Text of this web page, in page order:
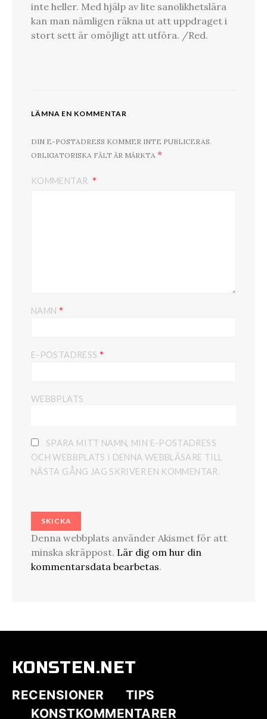
inte heller. Med hjälp av lite sanolikhetslära
kan man nämligen räkna ut att uppdraget i
stort sett är omöjligt att utföra. /Red.
LÄMNA EN KOMMENTAR
DIN E-POSTADRESS KOMMER INTE PUBLICERAS.
OBLIGATORISKA FÄLT ÄR MÄRKTA *
KOMMENTAR
NAMN *
E-POSTADRESS *
WEBBPLATS
SPARA MITT NAMN, MIN E-POSTADRESS
OCH WEBBPLATS I DENNA WEBBLÄSARE TILL
NÄSTA GÅNG JAG SKRIVER EN KOMMENTAR.
Denna webbplats använder Akismet för att
minska skräppost. Lär dig om hur din
kommentarsdata bearbetas.
KONSTEN.NET
RECENSIONER
TIPS
KONSTKOMMENTARER